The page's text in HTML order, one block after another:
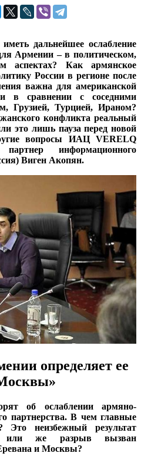
дальнейшее ослабление
Армении – в политическом,
аспектах? Как армянское
России в регионе после
важна для американской
в сравнении с соседними
Грузией, Турцией, Ираном?
конфликта реальный
это лишь пауза перед новой
вопросы ИАЦ VERELQ
информационного
Виген Акопян.
определяет ее
об ослаблении армяно-
партнерства. В чем главные
Это неизбежный результат
или же разрыв вызван
и Москвы?